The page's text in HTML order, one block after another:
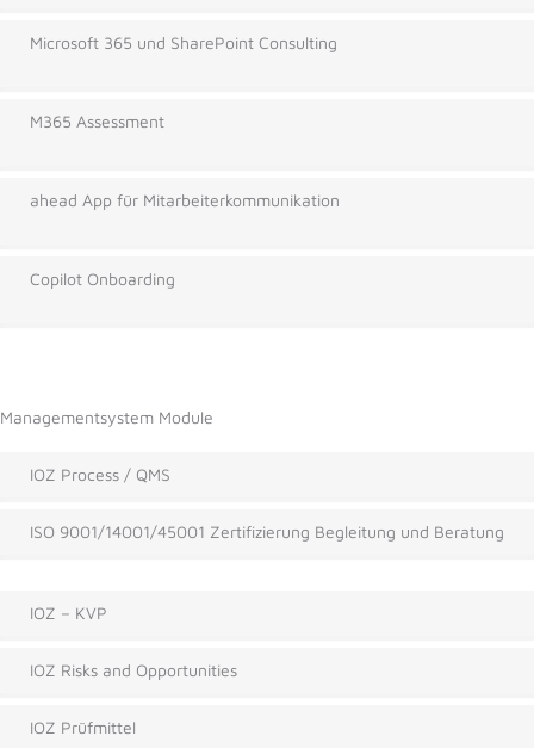
Microsoft 365 und SharePoint Consulting
M365 Assessment
ahead App für Mitarbeiterkommunikation
Copilot Onboarding
Managementsystem Module
IOZ Process / QMS
ISO 9001/14001/45001 Zertifizierung Begleitung und Beratung
IOZ – KVP
IOZ Risks and Opportunities
IOZ Prüfmittel